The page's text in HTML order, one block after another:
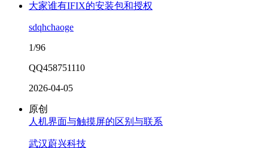
大家谁有IFIX的安装包和授权
sdqhchaoge
1/96
QQ458751110
2026-04-05
原创
人机界面与触摸屏的区别与联系
武汉蔚兴科技